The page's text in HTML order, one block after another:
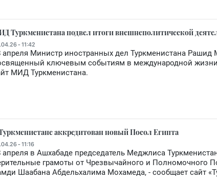
Туркменистана подвел итоги внешнеполитической
- 11:42
апреля Министр иностранных дел Туркменистана Рашид
ключевым событиям в международной жизни
МИД Туркменистана.
аккредитован новый Посол Египта
- 11:16
апреля в Ашхабаде председатель Меджлиса
грамоты от Чрезвычайного и Полномочного
Шаабана Абдельхалима Мохамеда, - сообщает сайт